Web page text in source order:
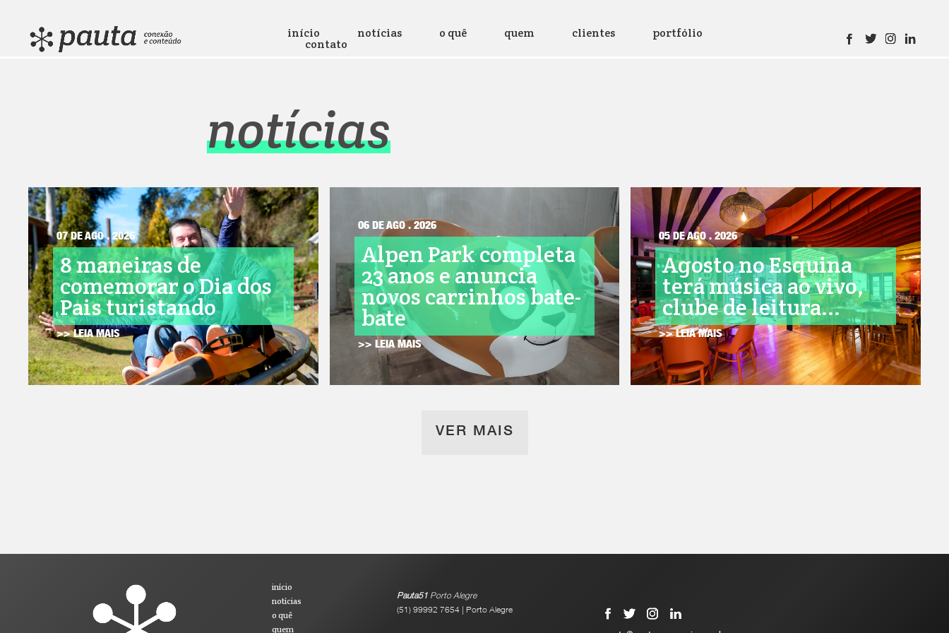
início notícias o quê quem clientes portfólio
contato
notícias
07 DE AGO . 2026
8 maneiras de
comemorar o Dia dos
Pais turistando
>> LEIA MAIS
06 DE AGO . 2026
Alpen Park completa
23 anos e anuncia
novos carrinhos bate-
bate
>> LEIA MAIS
05 DE AGO . 2026
Agosto no Esquina
terá música ao vivo,
clube de leitura...
>> LEIA MAIS
VER MAIS
início
notícias
o quê
quem
Pauta51Porto Alegre
(51) 99992 7654 | Porto Alegre